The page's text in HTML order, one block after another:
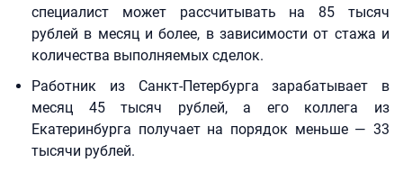
специалист может рассчитывать на 85 тысяч
рублей в месяц и более, в зависимости от стажа и
количества выполняемых сделок.
Работник из Санкт-Петербурга зарабатывает в
месяц 45 тысяч рублей, а его коллега из
Екатеринбурга получает на порядок меньше — 33
тысячи рублей.